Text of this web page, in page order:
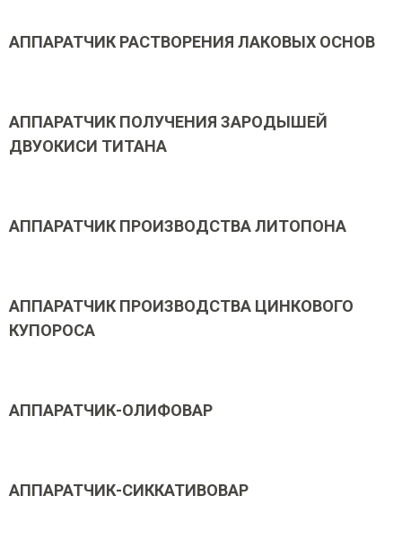
АППАРАТЧИК РАСТВОРЕНИЯ ЛАКОВЫХ ОСНОВ
АППАРАТЧИК ПОЛУЧЕНИЯ ЗАРОДЫШЕЙ
ДВУОКИСИ ТИТАНА
АППАРАТЧИК ПРОИЗВОДСТВА ЛИТОПОНА
АППАРАТЧИК ПРОИЗВОДСТВА ЦИНКОВОГО
КУПОРОСА
АППАРАТЧИК-ОЛИФОВАР
АППАРАТЧИК-СИККАТИВОВАР